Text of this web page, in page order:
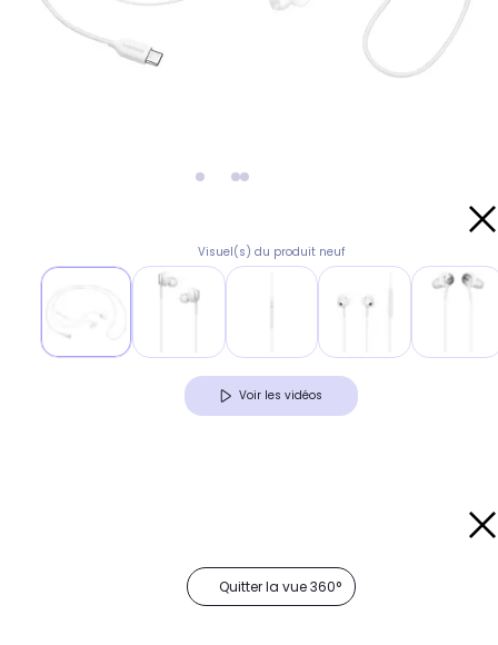
Visuel(s) du produit neuf
Voir les vidéos
Quitter la vue 360°